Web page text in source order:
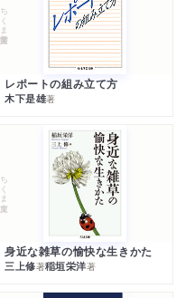
ちくま学芸文庫
レポートの組み立て方
木下是雄著
ちくま文庫
身近な雑草の愉快な生きかた
三上修著稲垣栄洋著